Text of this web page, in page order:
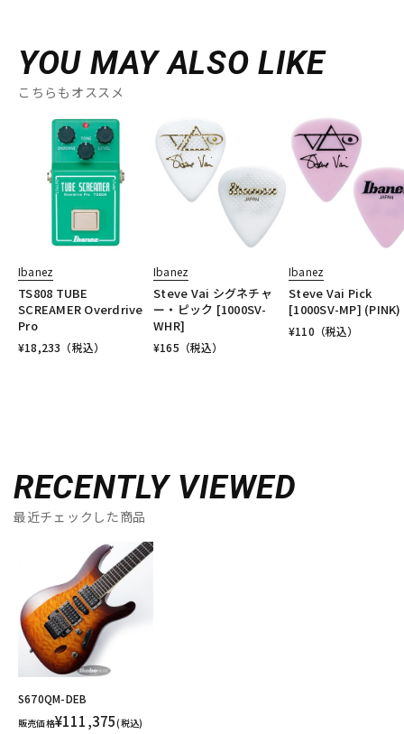
YOU MAY ALSO LIKE
こちらもオススメ
Ibanez
TS808 TUBE
SCREAMER Overdrive
Pro
¥18,233 （税込）
Ibanez
Steve Vai シグネチャ
ー・ピック [1000SV-
WHR]
¥165 （税込）
Ibanez
Steve Vai Pick
[1000SV-MP] (PINK)
¥110 （税込）
RECENTLY VIEWED
最近チェックした商品
S670QM-DEB
販売価格¥111,375(税込)